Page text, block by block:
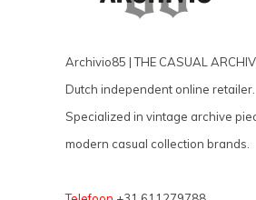
Archivio85 | THE CASUAL
Dutch independent online retailer.
Specialized in vintage archive
modern casual collection brands.